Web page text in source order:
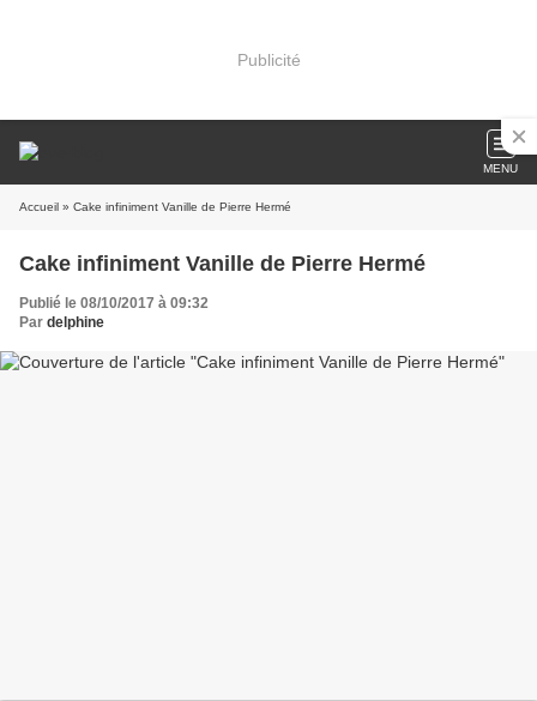
Publicité
MENU
Accueil » Cake infiniment Vanille de Pierre Hermé
Cake infiniment Vanille de Pierre Hermé
Publié le 08/10/2017 à 09:32
Par delphine